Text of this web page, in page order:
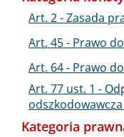
Art. 2 - Zasada
Art. 45 - Prawo
Art. 64 - Prawo
Art. 77 ust. 1 -
Kategoria